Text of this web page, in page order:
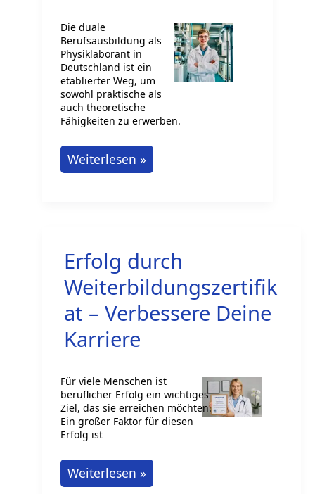
Die duale
Berufsausbildung als
Physiklaborant in
Deutschland ist ein
etablierter Weg, um
sowohl praktische als
auch theoretische
Fähigkeiten zu erwerben.
Duale
Chancen
Weiterlesen »
Erfolg durch
Weiterbildungszertifik
at – Verbessere Deine
Karriere
Für viele Menschen ist
beruflicher Erfolg ein wichtiges
Ziel, das sie erreichen möchten.
Ein großer Faktor für diesen
Erfolg ist
Erfolg
Weiterlesen »